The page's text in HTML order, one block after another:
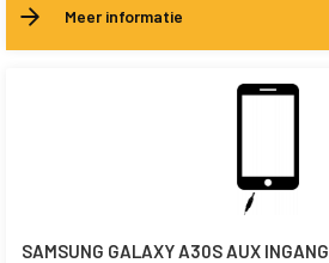
Meer informatie
SAMSUNG GALAXY A30S AUX INGANG